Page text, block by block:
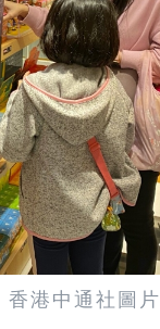
香港中通社圖片